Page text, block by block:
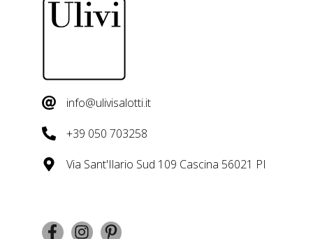
info@ulivisalotti.it
+39 050 703258
Via Sant'Ilario Sud 109 Cascina 56021 PI